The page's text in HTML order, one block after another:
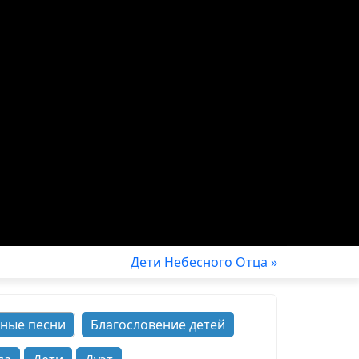
Дети Небесного Отца »
песни
Благословение детей